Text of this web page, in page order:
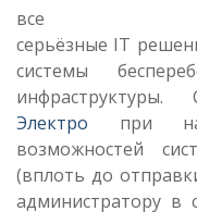
все
серьёзные IT
системы
Электро при
возможностей
(вплоть до
администратору в